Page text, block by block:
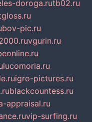
doroga.rutb02.ru
pic.ru
vgurin.ru
lucomoria.ru
igro-pictures.ru
blackcountess.ru
appraisal.ru
vip-surfing.ru